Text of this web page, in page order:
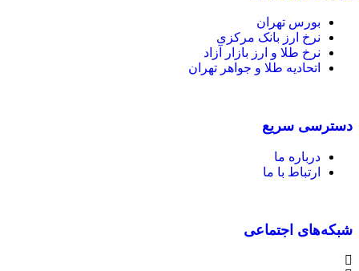
بورس تهران
نرخ ارز بانک مرکزی
نرخ طلا و ارز بازار آزاد
اتحادیه طلا و جواهر تهران
دسترسی سریع
درباره ما
ارتباط با ما
شبکه‌های اجتماعی